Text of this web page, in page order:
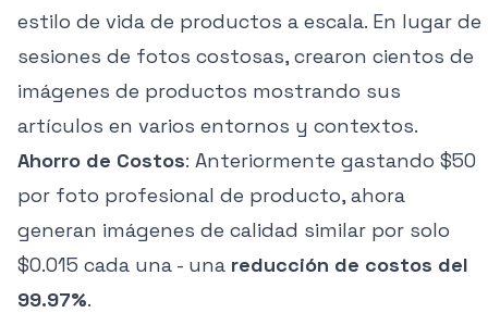
estilo de vida de productos a escala. En lugar de
sesiones de fotos costosas, crearon cientos de
imágenes de productos mostrando sus
artículos en varios entornos y contextos.
Ahorro de Costos: Anteriormente gastando $50
por foto profesional de producto, ahora
generan imágenes de calidad similar por solo
$0.015 cada una - una reducción de costos del
99.97%.